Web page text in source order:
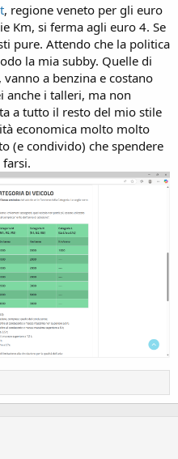
, regione veneto per gli euro
Km, si ferma agli euro 4. Se
pure. Attendo che la politica
la mia subby. Quelle di
a benzina e costano
anche i talleri, ma non
a tutto il resto del mio stile
economica molto molto
(e condivido) che spendere